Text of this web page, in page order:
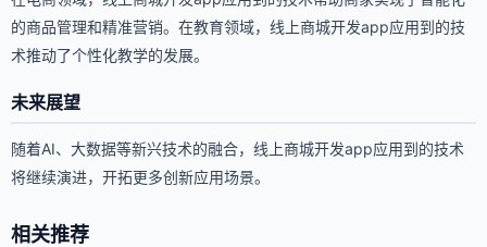
的商品管理和精准营销。在教育领域，线上商城开发app应用到的技
术推动了个性化教学的发展。
未来展望
随着AI、大数据等新兴技术的融合，线上商城开发app应用到的技术
将继续演进，开拓更多创新应用场景。
相关推荐